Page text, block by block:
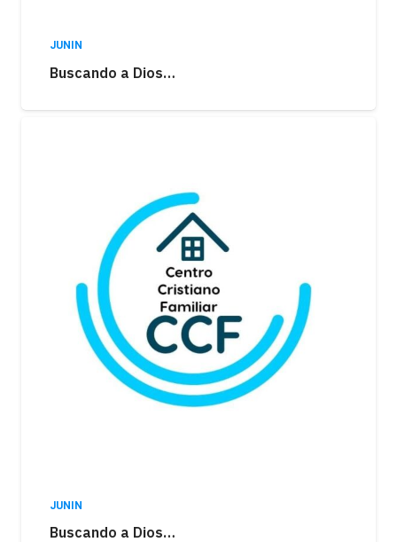
JUNIN
Buscando a Dios…
JUNIN
Buscando a Dios…